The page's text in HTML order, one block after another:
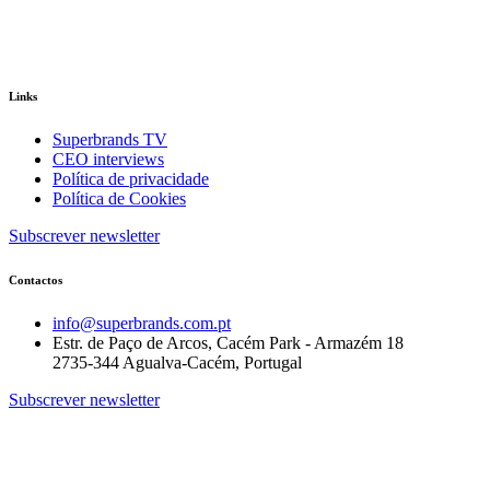
Links
Superbrands TV
CEO interviews
Política de privacidade
Política de Cookies
Subscrever newsletter
Contactos
info@superbrands.com.pt
Estr. de Paço de Arcos, Cacém Park - Armazém 18
2735-344 Agualva-Cacém, Portugal
Subscrever newsletter